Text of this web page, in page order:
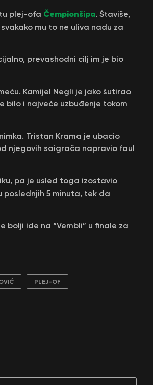
plej-ofa Čempionšipa. Štaviše,
mu to ne uliva nadu za
prevashodni cilj im je bio
Kamijel Negli je jako šutirao
bilo i najveće uzbuđenje tokom
Tristan Krama je ubacio
njegovih saigrača napravio faul
pa je usled toga izostavio
poslednjih 5 minuta, tek da
bolji ide na “Vembli” u finale za
PLEJ-OF